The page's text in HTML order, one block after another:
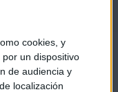
cookies, y
un dispositivo
de audiencia y
localización